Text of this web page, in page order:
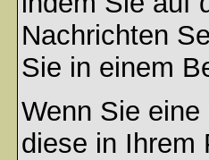
Nachrichten
Sie in einem
Wenn Sie
diese in Ihrem